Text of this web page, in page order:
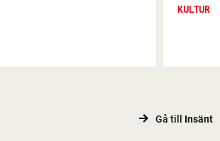
KULTUR
Gå till Insänt